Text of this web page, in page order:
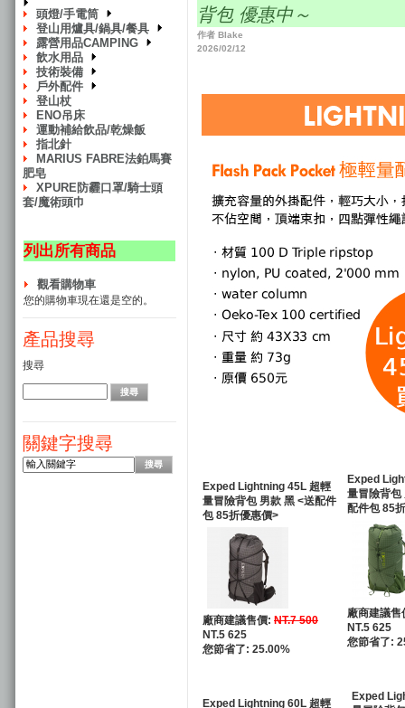
頭燈/手電筒
登山用爐具/鍋具/餐具
露營用品CAMPING
飲水用品
技術裝備
戶外配件
登山杖
ENO吊床
運動補給飲品/乾燥飯
指北針
MARIUS FABRE法鉑馬賽
肥皂
XPURE防霾口罩/騎士頭
套/魔術頭巾
列出所有商品
觀看購物車
您的購物車現在還是空的。
產品搜尋
搜尋
關鍵字搜尋
背包 優惠中～
作者 Blake
2026/02/12
Exped Lightning 45L 超輕
量冒險背包 男款 黑 <送配件
包 85折優惠價>
廠商建議售價: NT.7 500
NT.5 625
您節省了: 25.00%
Exped
量冒險背包
配件包 85
廠商建議
NT.5 625
您節省了:
Exped Lightning 60L 超輕
Exped